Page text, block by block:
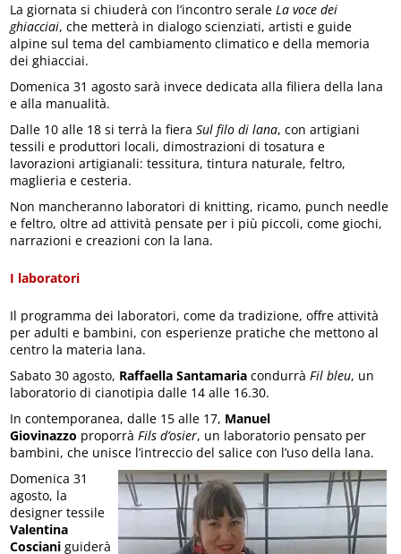
La giornata si chiuderà con l’incontro serale La voce dei
ghiacciai, che metterà in dialogo scienziati, artisti e guide
alpine sul tema del cambiamento climatico e della memoria
dei ghiacciai.
Domenica 31 agosto sarà invece dedicata alla filiera della lana
e alla manualità.
Dalle 10 alle 18 si terrà la fieraSul filo di lana, con artigiani
tessili e produttori locali, dimostrazioni di tosatura e
lavorazioni artigianali: tessitura, tintura naturale, feltro,
maglieria e cesteria.
Non mancheranno laboratori di knitting, ricamo, punch needle
e feltro, oltre ad attività pensate per i più piccoli, come giochi,
narrazioni e creazioni con la lana.
I laboratori
Il programma dei laboratori, come da tradizione, offre attività
per adulti e bambini, con esperienze pratiche che mettono al
centro la materia lana.
Sabato 30 agosto, Raffaella Santamaria condurràFil bleu, un
laboratorio di cianotipia dalle 14 alle 16.30.
In contemporanea, dalle 15 alle 17, Manuel
Giovinazzo proporràFils d’osier, un laboratorio pensato per
bambini, che unisce l’intreccio del salice con l’uso della lana.
Domenica 31
agosto, la
designer tessile
Valentina
Cosciani guiderà